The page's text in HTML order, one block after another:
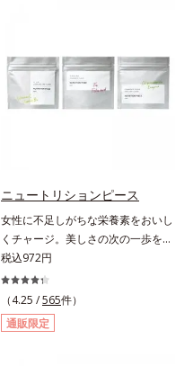
ラミドをプラス。さらにストレス社
会に負けないためのGABAも配合し
ました。現代社会を生き抜く女性の
すこやかな毎日を応援します。
ニュートリションピース
女性に不足しがちな栄養素をおいし
くチャージ。美しさの次の一歩を引
き出すタブレット。現代女性に不足
しがちな栄養素に着目。ぽいっとひ
と口補いやすい６種類の「キレイの
素」、タブレットタイプのサプリメ
ントシリーズです。女性の不足栄養
税込972円
（4.25 /565件）
通販限定